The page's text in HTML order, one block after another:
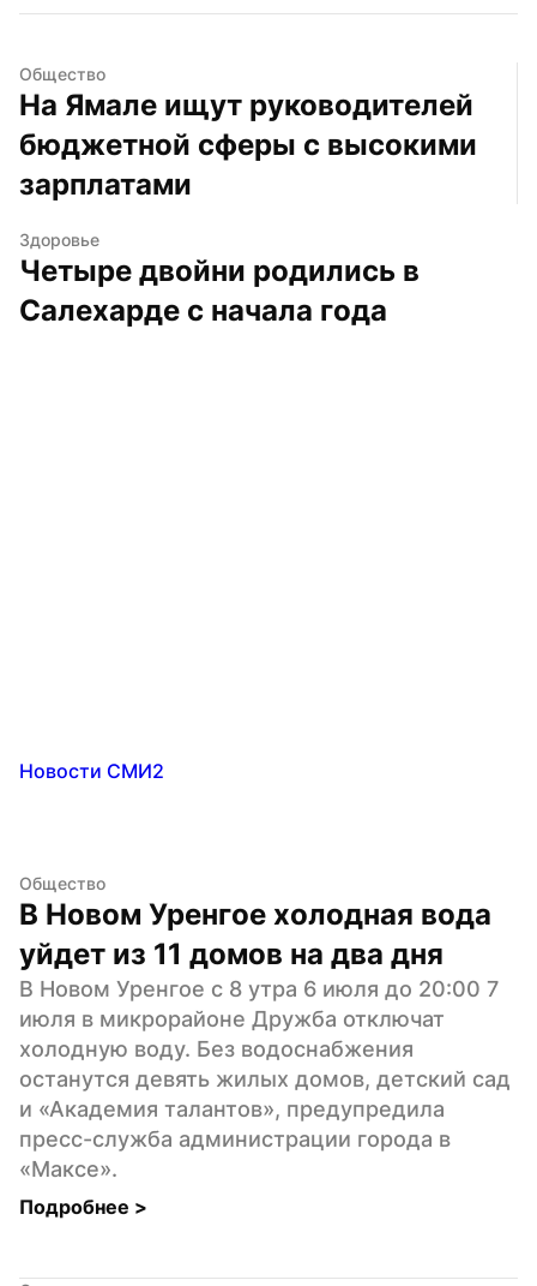
Общество
На Ямале ищут руководителей
бюджетной сферы с высокими
зарплатами
Здоровье
Четыре двойни родились в
Салехарде с начала года
Новости СМИ2
Общество
В Новом Уренгое холодная вода
уйдет из 11 домов на два дня
В Новом Уренгое с 8 утра 6 июля до 20:00 7
июля в микрорайоне Дружба отключат
холодную воду. Без водоснабжения
останутся девять жилых домов, детский сад
и «Академия талантов», предупредила
пресс-служба администрации города в
«Максе».
Подробнее >